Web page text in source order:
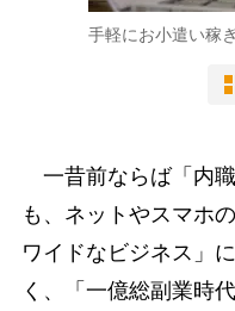
手軽にお小遣い稼
一昔前ならば「内
も、ネットやスマホ
ワイドなビジネス」
く、「一億総副業時